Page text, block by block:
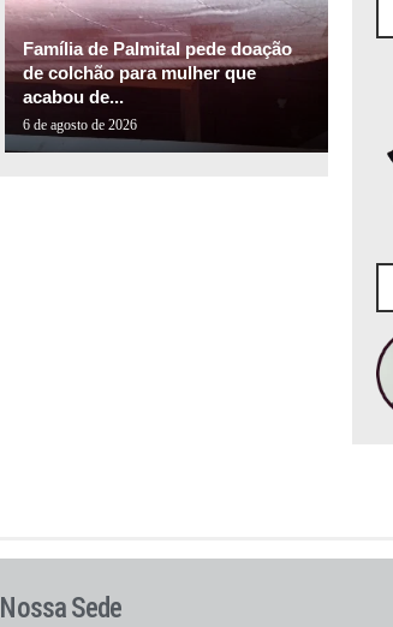
Família de Palmital pede doação
de colchão para mulher que
acabou de...
6 de agosto de 2026
Nossa Sede